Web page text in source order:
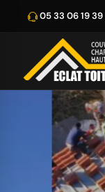
05 33 06 19 39